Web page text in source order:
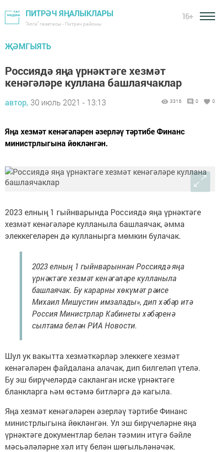
ПИТРӘЧ ЯҢАЛЫКЛАРЫ
"Алга" газетасы - Питрәч районы
16+
ҖӘМГЫЯТЬ
Россиядә яңа үрнәктәге хезмәт
кенәгәләре куллана башлаячаклар
автор, 30 июль 2021 - 13:13 3316 0 0
Яңа хезмәт кенәгәләрен әзерләү тәртибе Финанс
министрлыгына йөкләнгән.
2023 елның 1 гыйнварында Россиядә яңа үрнәктәге
хезмәт кенәгәләре кулланыла башлаячак, әмма
элеккегеләрен дә кулланырга мөмкин булачак.
2023 елның 1 гыйнварыннан Россиядә яңа
үрнәктәге хезмәт кенәгәләре кулланыла
башлаячак. Бу карарны хөкүмәт рәисе
Михаил Мишустин имзалады», дип хәбәр итә
Россия Министрлар Кабинеты хәбәренә
сылтама белән РИА Новости.
Шул ук вакытта хезмәткәрләр элеккеге хезмәт
кенәгәләрен файдалана алачак, дип билгеләп үтелә.
Бу эш бирүчеләрдә сакланган иске үрнәктәге
бланкларга һәм өстәмә битләргә дә кагыла.
Яңа хезмәт кенәгәләрен әзерләү тәртибе Финанс
министрлыгына йөкләнгән. Ул эш бирүчеләрне яңа
үрнәктәге документлар белән тәэмин итүгә бәйле
мәсьәләләрне хәл итү белән шөгыльләнәчәк.